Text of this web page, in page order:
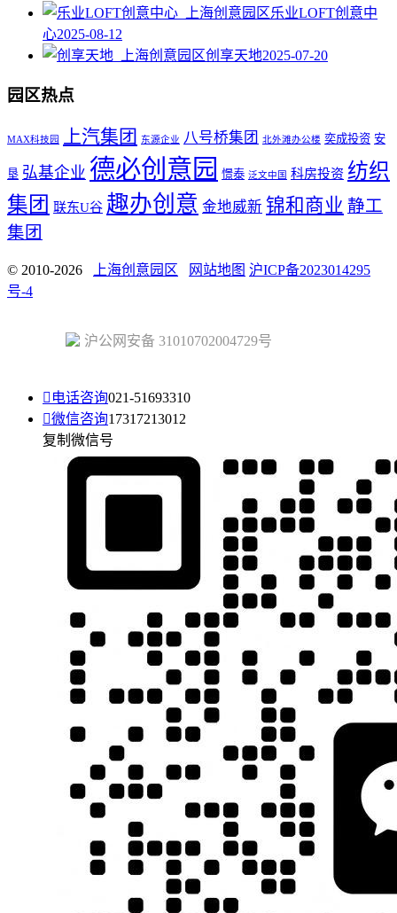
乐业LOFT创意中
心2025-08-12
创享天地2025-07-20
园区热点
MAX科技园 上汽集团 东源企业 八号桥集团 北外滩办公楼 奕成投资 安
垦 弘基企业 德必创意园 憬泰 泛文中国 科房投资 纺织
集团 联东U谷 趣办创意 金地威新 锦和商业 静工
集团
© 2010-2026 上海创意园区 网站地图 沪ICP备2023014295
号-4
沪公网安备 31010702004729号
 电话咨询021-51693310
微信咨询17317213012
复制微信号